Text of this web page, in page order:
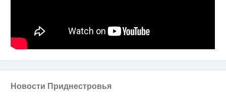
Новости Приднестровья